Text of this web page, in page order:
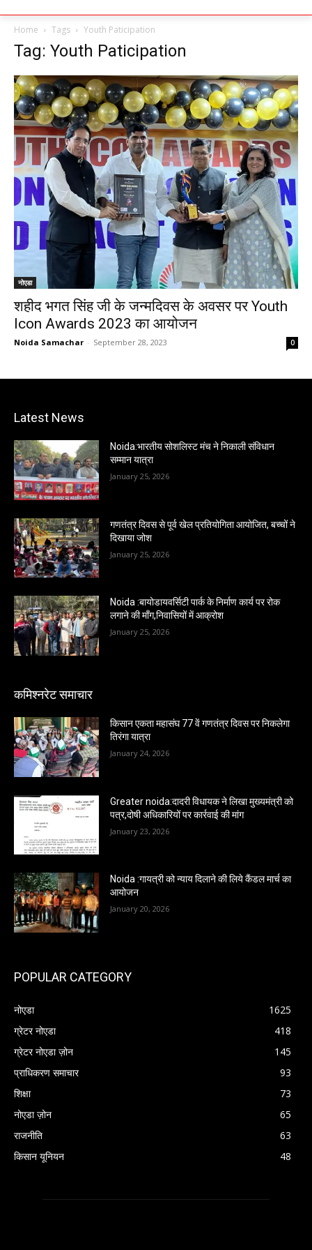
Home Tags Youth Paticipation
Tag: Youth Paticipation
नोएडा
शहीद भगत सिंह जी के जन्मदिवस के अवसर पर Youth
Icon Awards 2023 का आयोजन
Noida Samachar - September 28, 2023 0
Latest News
Noida:भारतीय सोशलिस्ट मंच ने निकाली संविधान
सम्मान यात्रा
January 25, 2026
गणतंत्र दिवस से पूर्व खेल प्रतियोगिता आयोजित, बच्चों ने
दिखाया जोश
January 25, 2026
Noida :बायोडायवर्सिटी पार्क के निर्माण कार्य पर रोक
लगाने की माँग,निवासियों में आक्रोश
January 25, 2026
कमिश्नरेट समाचार
किसान एकता महासंघ 77 वें गणतंत्र दिवस पर निकलेगा
तिरंगा यात्रा
January 24, 2026
Greater noida:दादरी विधायक ने लिखा मुख्यमंत्री को
पत्र,दोषी अधिकारियों पर कार्रवाई की मांग
January 23, 2026
Noida :गायत्री को न्याय दिलाने की लिये कैंडल मार्च का
आयोजन
January 20, 2026
POPULAR CATEGORY
नोएडा
1625
ग्रेटर नोएडा
418
ग्रेटर नोएडा ज़ोन
145
प्राधिकरण समाचार
93
शिक्षा
73
नोएडा ज़ोन
65
राजनीति
63
किसान यूनियन
48